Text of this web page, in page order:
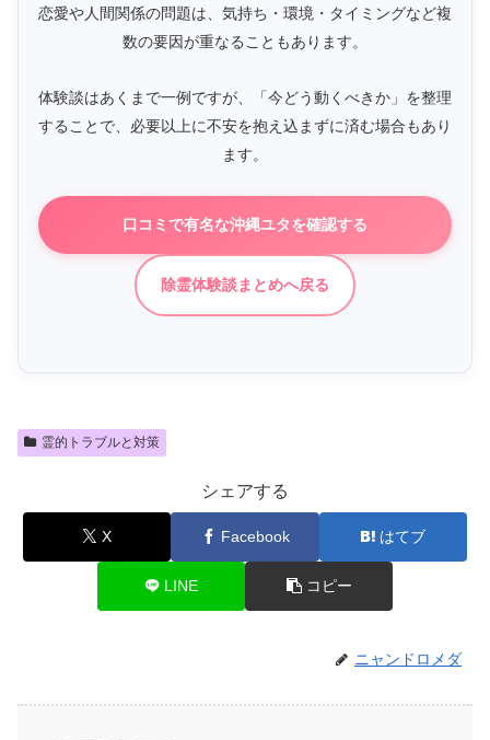
恋愛や人間関係の問題は、気持ち・環境・タイミングなど複
数の要因が重なることもあります。
体験談はあくまで一例ですが、「今どう動くべきか」を整理
することで、必要以上に不安を抱え込まずに済む場合もあり
ます。
口コミで有名な沖縄ユタを確認する
除霊体験談まとめへ戻る
霊的トラブルと対策
シェアする
X Facebook はてブ
LINE コピー
ニャンドロメダ